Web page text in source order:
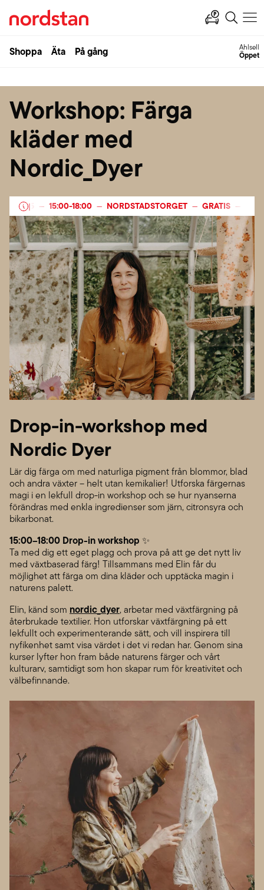
Shoppa Äta På gång Ahlsell
Öppet
Workshop: Färga
kläder med
Nordic_Dyer
|
2025 15:00-18:00 — NORDSTADSTORGET — GRATIS — 25
Drop-in-workshop med
Nordic Dyer
Lär dig färga om med naturliga pigment från blommor, blad
och andra växter – helt utan kemikalier! Utforska färgernas
magi i en lekfull drop-in workshop och se hur nyanserna
förändras med enkla ingredienser som järn, citronsyra och
bikarbonat.
15:00–18:00 Drop-in workshop ✨
Ta med dig ett eget plagg och prova på att ge det nytt liv
med växtbaserad färg! Tillsammans med Elin får du
möjlighet att färga om dina kläder och upptäcka magin i
naturens palett.
Elin, känd som nordic_dyer, arbetar med växtfärgning på
återbrukade textilier. Hon utforskar växtfärgning på ett
lekfullt och experimenterande sätt, och vill inspirera till
nyfikenhet samt visa värdet i det vi redan har. Genom sina
kurser lyfter hon fram både naturens färger och vårt
kulturarv, samtidigt som hon skapar rum för kreativitet och
välbefinnande.